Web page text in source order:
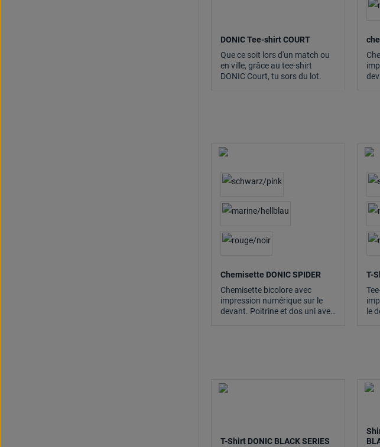
DONIC Tee-shirt COURT
Que ce soit lors d'un match ou
en ville, grâce au tee-shirt
DONIC Court, tu sors du lot.
Chemisette DONIC SPIDER
Chemisette bicolore avec
impression numérique sur le
devant. Poitrine et dos uni avec
T-
le
T-Shirt DONIC BLACK SERIES